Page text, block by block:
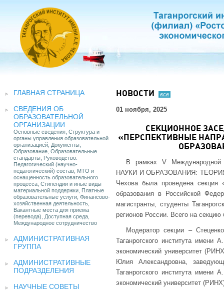
ГЛАВНАЯ СТРАНИЦА
СВЕДЕНИЯ ОБ
ОБРАЗОВАТЕЛЬНОЙ
ОРГАНИЗАЦИИ
Основные сведения, Структура и
органы управления образовательной
организацией, Документы,
Образование, Образовательные
стандарты, Руководство.
Педагогический (научно-
педагогический) состав, МТО и
оснащенность образовательного
процесса, Стипендии и иные виды
материальной поддержки, Платные
образовательные услуги, Финансово-
хозяйственная деятельность,
Вакантные места для приема
(перевода), Доступная среда,
Международное сотрудничество
АДМИНИСТРАТИВНАЯ
ГРУППА
АДМИНИСТРАТИВНЫЕ
ПОДРАЗДЕЛЕНИЯ
НАУЧНЫЕ СОВЕТЫ
НОВОСТИ все
01 ноября, 2025
СЕКЦИОННОЕ
«ПЕРСПЕКТИВНЫЕ
В рамках V
НАУКИ И ОБРАЗОВАНИЯ: ТЕОРИЯ
Чехова была проведена секция
образования в Российской
магистранты, студенты
регионов России. Всего на
Модератор секции –
Таганрогского института
экономический университет
Юлия Александровна,
Таганрогского института
экономический университет